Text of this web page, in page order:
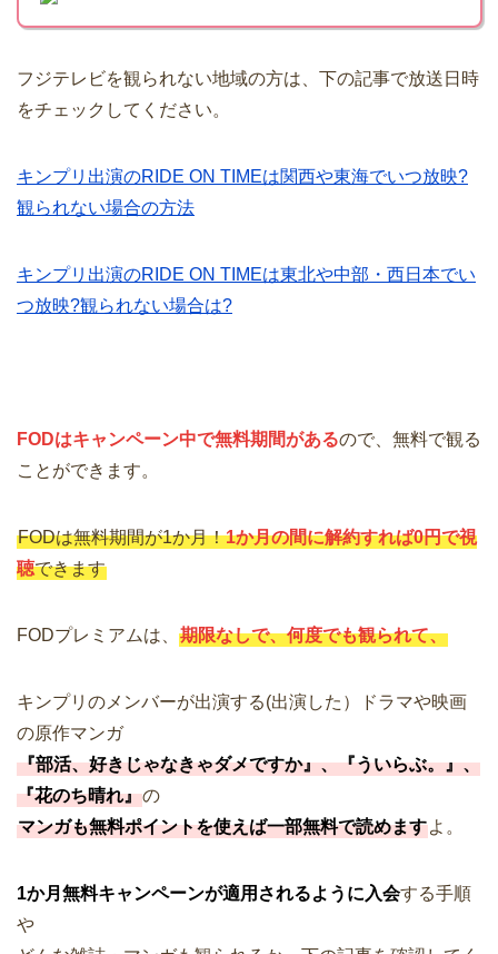
フジテレビを観られない地域の方は、下の記事で放送日時
をチェックしてください。
キンプリ出演のRIDE ON TIMEは関西や東海でいつ放映?
観られない場合の方法
キンプリ出演のRIDE ON TIMEは東北や中部・西日本でい
つ放映?観られない場合は?
FODはキャンペーン中で無料期間があるので、無料で観る
ことができます。
FODは無料期間が1か月！1か月の間に解約すれば0円で視
聴できます
FODプレミアムは、 期限なしで、何度でも観られて、
キンプリのメンバーが出演する(出演した）ドラマや映画
の原作マンガ
『部活、好きじゃなきゃダメですか』、『ういらぶ。』、
『花のち晴れ』の
マンガも無料ポイントを使えば一部無料で読めますよ。
1か月無料キャンペーンが適用されるように入会する手順
や